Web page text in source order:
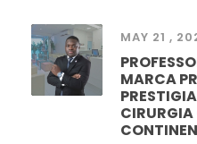
MAY 21 ,
MARCA